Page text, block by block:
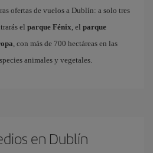
ofertas de vuelos a Dublín: a solo tres
el parque Fénix, el parque
, con más de 700 hectáreas en las
animales y vegetales.
en Dublín